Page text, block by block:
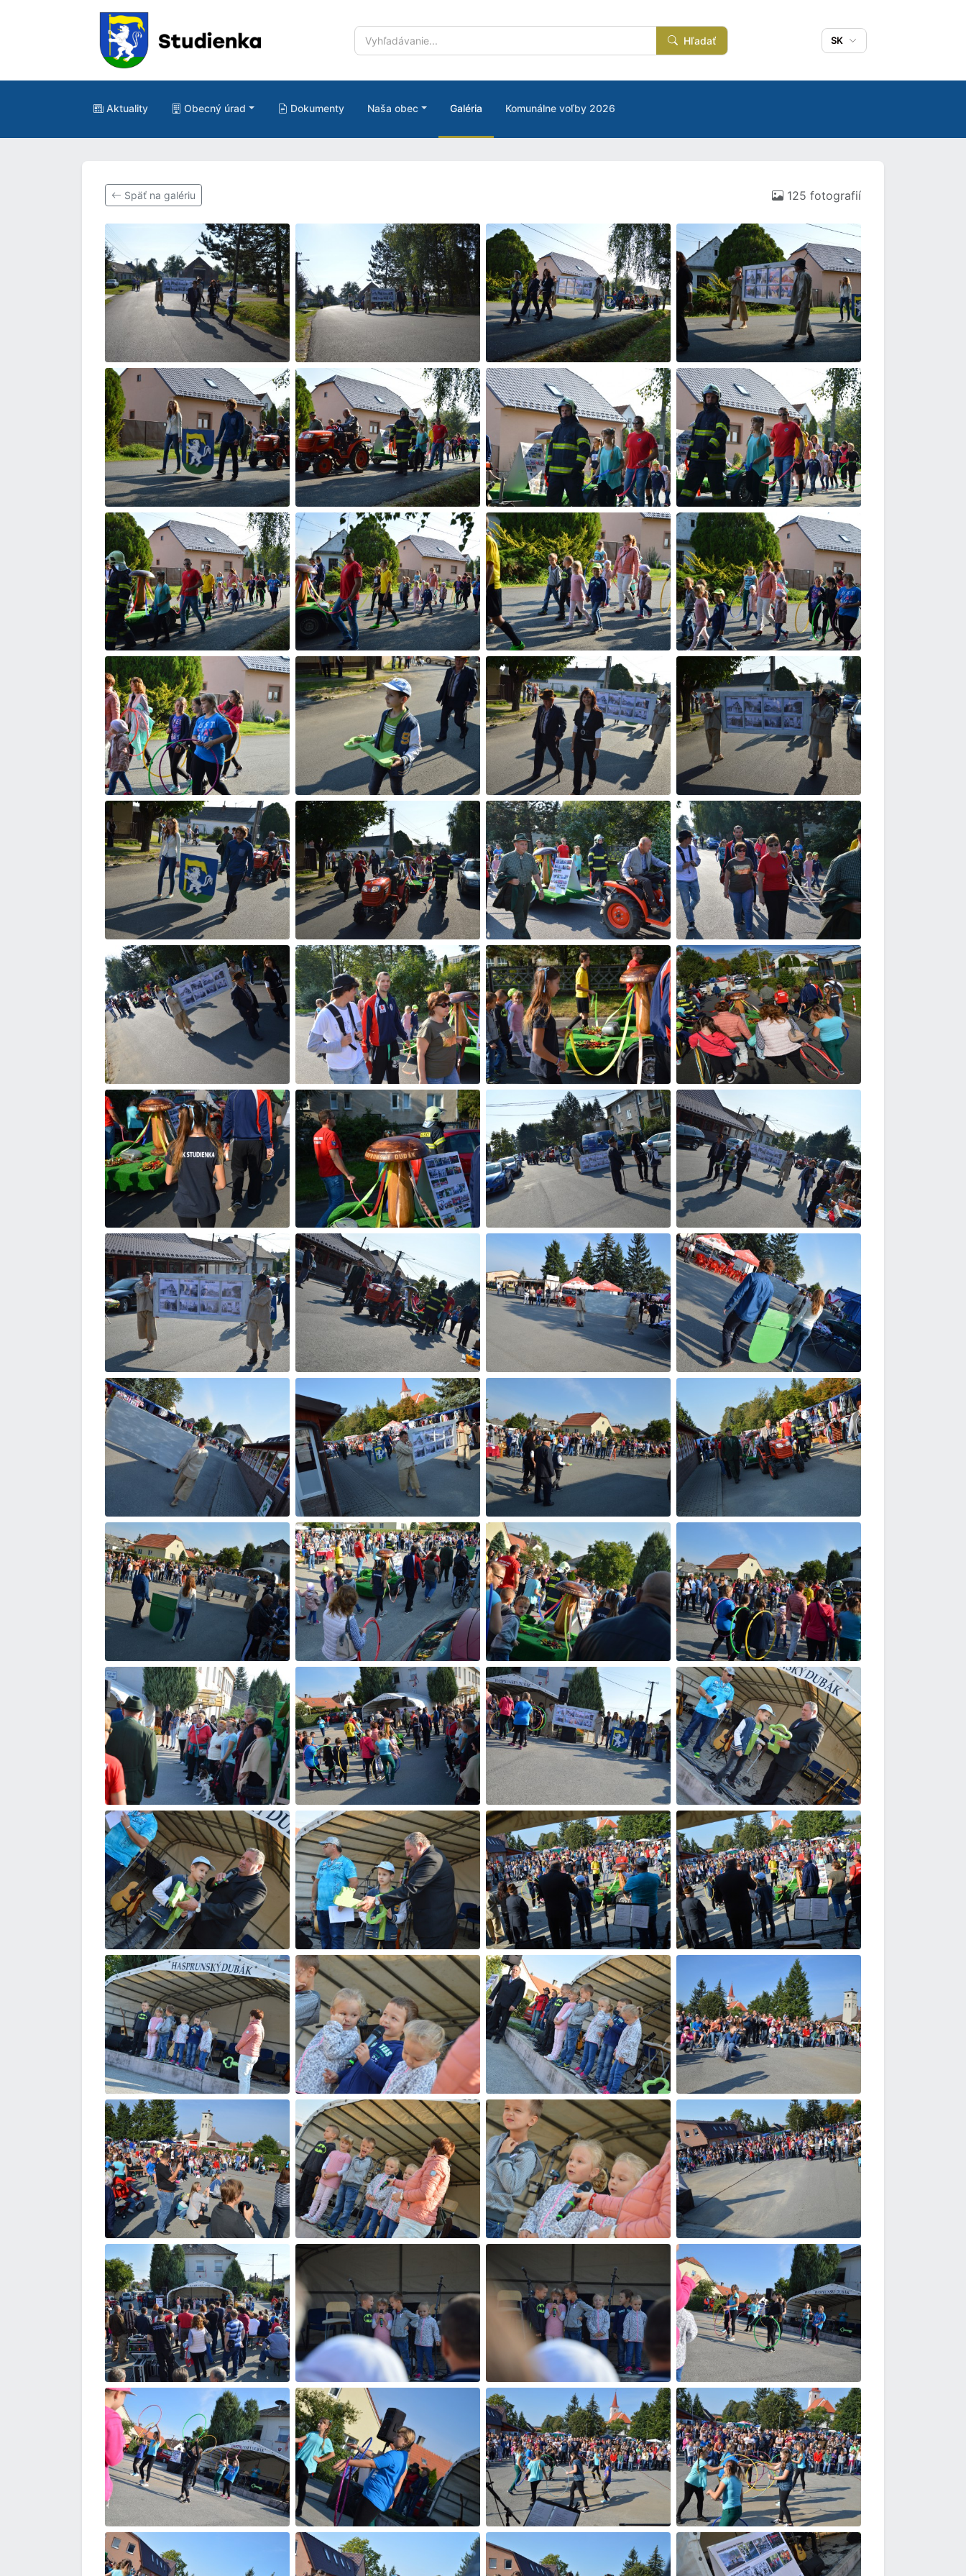
Hľadať SK
Aktuality Obecný úrad Dokumenty Naša obec Galéria Komunálne voľby 2026
Späť na galériu 125 fotografií